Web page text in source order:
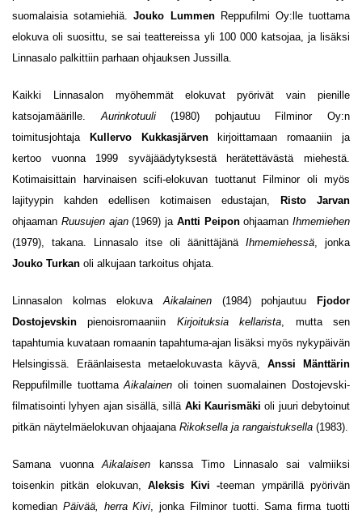
suomalaisia sotamiehiä.Jouko LummenReppufilmi Oy:lle tuottama
elokuva oli suosittu, se sai teattereissa yli 100 000 katsojaa, ja lisäksi
Linnasalo palkittiin parhaan ohjauksen Jussilla.
Kaikki Linnasalon myöhemmät elokuvat pyörivät vain pienille
katsojamäärille.Aurinkotuuli(1980) pohjautuu Filminor Oy:n
toimitusjohtaja
Kullervo Kukkasjärvenkirjoittamaan romaaniin ja
kertoo vuonna 1999 syväjäädytyksestä herätettävästä miehestä.
Kotimaisittain harvinaisen scifi-elokuvan tuottanut Filminor oli myös
lajityypin kahden edellisen kotimaisen edustajan,
Risto Jarvan
ohjaaman Ruusujen ajan(1969) ja Antti Peiponohjaaman Ihmemiehen
(1979), takana. Linnasalo itse oli äänittäjänä Ihmemiehessä, jonka
Jouko Turkan oli alkujaan tarkoitus ohjata.
Linnasalon kolmas elokuvaAikalainen (1984) pohjautuu
Fjodor
Dostojevskin pienoisromaaniin Kirjoituksia kellarista, mutta sen
tapahtumia kuvataan romaanin tapahtuma-ajan lisäksi myös nykypäivän
Helsingissä. Eräänlaisesta metaelokuvasta käyvä,Anssi Mänttärin
Reppufilmille tuottamaAikalainen oli toinen suomalainen Dostojevski-
filmatisointi lyhyen ajan sisällä, sillä Aki Kaurismäki oli juuri debytoinut
pitkän näytelmäelokuvan ohjaajana Rikoksella ja rangaistuksella (1983).
Samana vuonnaAikalaisen kanssa Timo Linnasalo sai valmiiksi
toisenkin pitkän elokuvan, Aleksis Kivi -teeman ympärillä pyörivän
komedian Päivää, herra Kivi, jonka Filminor tuotti. Sama firma tuotti